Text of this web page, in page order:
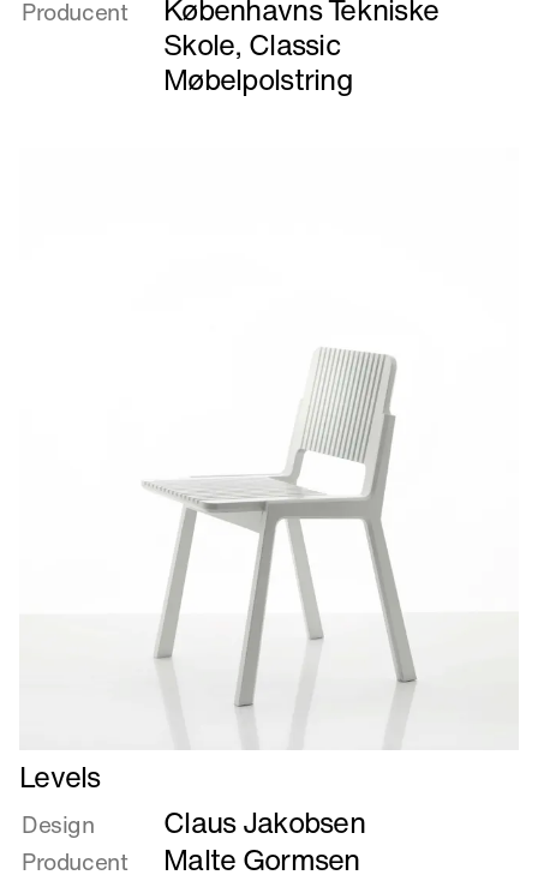
Producent
Københavns Tekniske
Skole, Classic
Møbelpolstring
Læs
mere
om
Levels
Levels
Design Claus Jakobsen
Producent Malte Gormsen